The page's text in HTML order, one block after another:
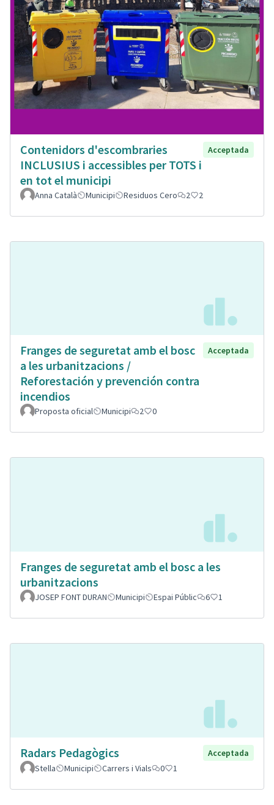
Contenidors d'escombraries
INCLUSIUS i accessibles per TOTS i
en tot el municipi
Acceptada
Anna Català Municipi Residuos Cero 2 2
Franges de seguretat amb el bosc
a les urbanitzacions /
Reforestación y prevención contra
incendios
Acceptada
Proposta oficial Municipi 2 0
Franges de seguretat amb el bosc a les
urbanitzacions
JOSEP FONT DURAN Municipi Espai Públic 6 1
Radars Pedagògics
Acceptada
Stella
Municipi Carrers i Vials 0 1